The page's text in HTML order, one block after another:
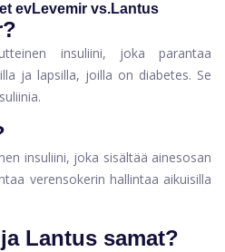
evLevemir vs.Lantus
insuliini, joka parantaa
ja lapsilla, joilla on diabetes. Se
insuliini, joka sisältää ainesosan
verensokerin hallintaa aikuisilla
Lantus samat?